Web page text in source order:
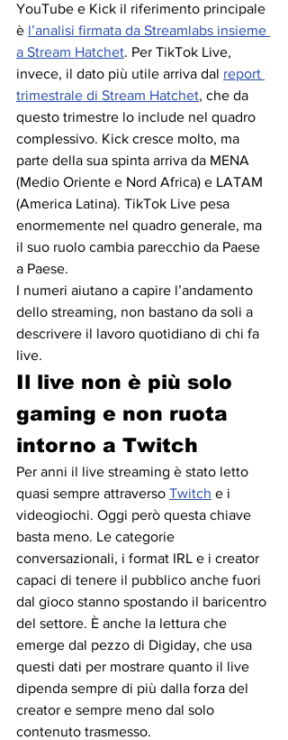
YouTube e Kick il riferimento principale
è l’analisi firmata da Streamlabs insieme
a Stream Hatchet. Per TikTok Live,
invece, il dato più utile arriva dal report
trimestrale di Stream Hatchet, che da
questo trimestre lo include nel quadro
complessivo. Kick cresce molto, ma
parte della sua spinta arriva da MENA
(Medio Oriente e Nord Africa) e LATAM
(America Latina). TikTok Live pesa
enormemente nel quadro generale, ma
il suo ruolo cambia parecchio da Paese
a Paese.
I numeri aiutano a capire l’andamento
dello streaming, non bastano da soli a
descrivere il lavoro quotidiano di chi fa
live.
Il live non è più solo
gaming e non ruota
intorno a Twitch
Per anni il live streaming è stato letto
quasi sempre attraverso Twitch e i
videogiochi. Oggi però questa chiave
basta meno. Le categorie
conversazionali, i format IRL e i creator
capaci di tenere il pubblico anche fuori
dal gioco stanno spostando il baricentro
del settore. È anche la lettura che
emerge dal pezzo di Digiday, che usa
questi dati per mostrare quanto il live
dipenda sempre di più dalla forza del
creator e sempre meno dal solo
contenuto trasmesso.